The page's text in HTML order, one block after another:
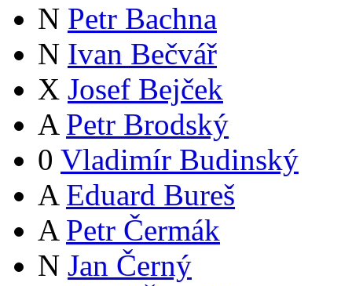
N Petr Bachna
N Ivan Bečvář
X Josef Bejček
A Petr Brodský
0 Vladimír Budinský
A Eduard Bureš
A Petr Čermák
N Jan Černý